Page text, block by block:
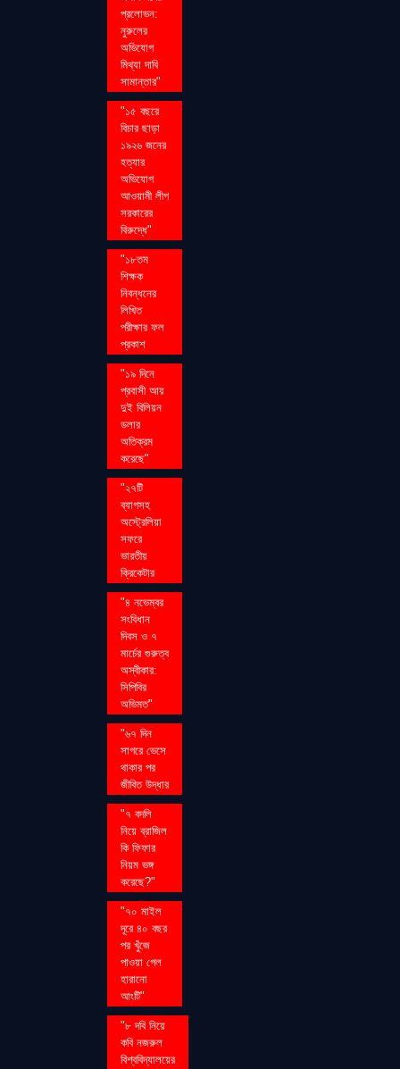
প্রলোভন:
নুরুলের
অভিযোগ
মিথ্যা দাবি
সামান্তার"
"১৫ বছরে
বিচার ছাড়া
১৯২৬ জনের
হত্যার
অভিযোগ
আওয়ামী লীগ
সরকারের
বিরুদ্ধে"
"১৮তম
শিক্ষক
নিবন্ধনের
লিখিত
পরীক্ষার ফল
প্রকাশ
"১৯ দিনে
প্রবাসী আয়
দুই বিলিয়ন
ডলার
অতিক্রম
করেছে"
"২৭টি
ব্যাগসহ
অস্ট্রেলিয়া
সফরে
ভারতীয়
ক্রিকেটার
"৪ নভেম্বর
সংবিধান
দিবস ও ৭
মার্চের গুরুত্ব
অস্বীকার:
সিপিবির
অভিমত"
"৬৭ দিন
সাগরে ভেসে
থাকার পর
জীবিত উদ্ধার
"৭ বদলি
নিয়ে ব্রাজিল
কি ফিফার
নিয়ম ভঙ্গ
করেছে?"
"৭০ মাইল
দূরে ৪০ বছর
পর খুঁজে
পাওয়া গেল
হারানো
আংটি"
"৮ দবি নিয়ে
কবি নজরুল
বিশ্ববিদ্যালয়ের